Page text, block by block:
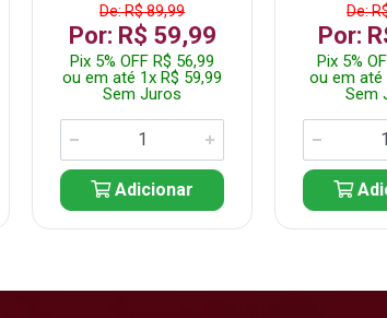
De: R$ 89,99
Por: R$ 59,99
Pix 5% OFF R$ 56,99
ou em até 1x R$ 59,99
Sem Juros
Adicionar
De:
Por:
Pix 5%
ou em até
Sem